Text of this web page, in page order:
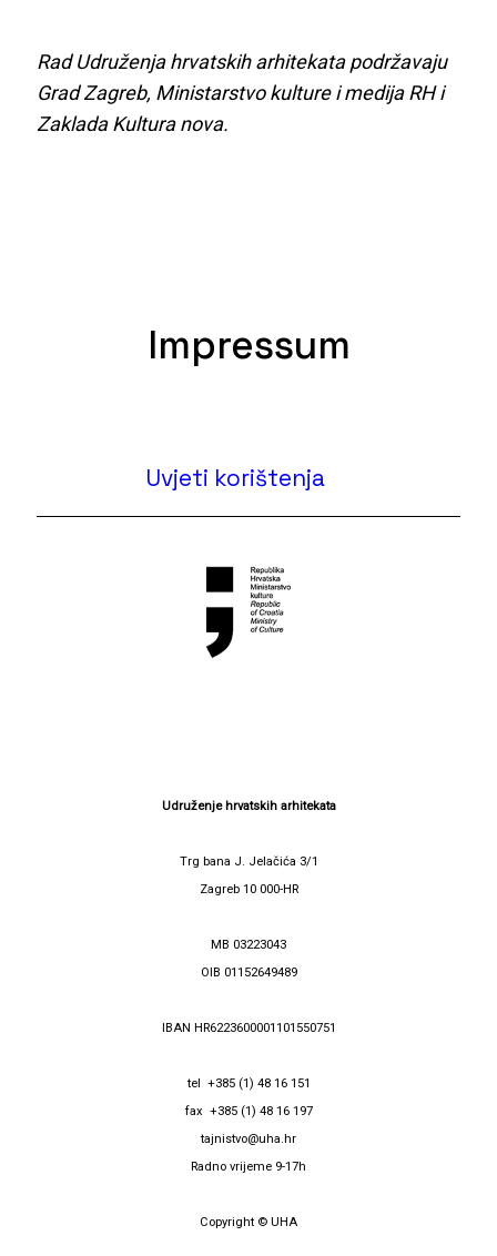
Rad Udruženja hrvatskih arhitekata podržavaju
Grad Zagreb, Ministarstvo kulture i medija RH i
Zaklada Kultura nova.
Impressum
Uvjeti korištenja
Udruženje hrvatskih arhitekata
Trg bana J. Jelačića 3/1
Zagreb 10 000-HR
MB 03223043
OIB 01152649489
IBAN HR6223600001101550751
tel +385 (1) 48 16 151
fax +385 (1) 48 16 197
tajnistvo@uha.hr
Radno vrijeme 9-17h
Copyright © UHA